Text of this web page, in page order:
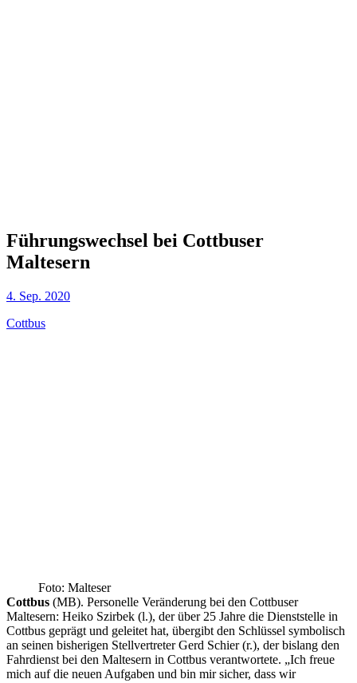
Führungswechsel bei Cottbuser
Maltesern
4. Sep. 2020
Cottbus
Foto: Malteser
Cottbus (MB). Personelle Veränderung bei den Cottbuser
Maltesern: Heiko Szirbek (l.), der über 25 Jahre die Dienststelle in
Cottbus geprägt und geleitet hat, übergibt den Schlüssel symbolisch
an seinen bisherigen Stellvertreter Gerd Schier (r.), der bislang den
Fahrdienst bei den Maltesern in Cottbus verantwortete. „Ich freue
mich auf die neuen Aufgaben und bin mir sicher, dass wir